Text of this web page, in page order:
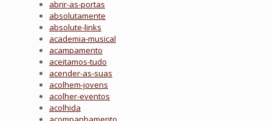
abrir-as-portas
absolutamente
absolute-links
academia-musical
acampamento
aceitamos-tudo
acender-as-suas
acolhem-jovens
acolher-eventos
acolhida